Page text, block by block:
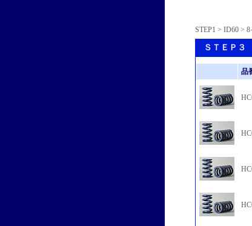
STEP1 > ID60 > 8
ＳＴＥＰ３
品